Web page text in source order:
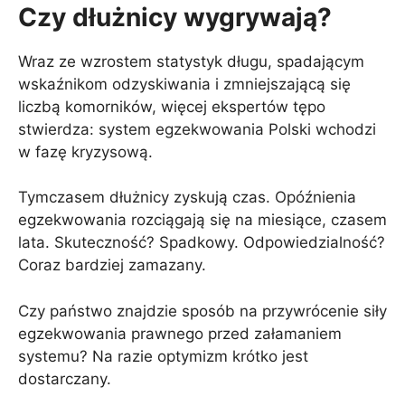
Czy dłużnicy wygrywają?
Wraz ze wzrostem statystyk długu, spadającym
wskaźnikom odzyskiwania i zmniejszającą się
liczbą komorników, więcej ekspertów tępo
stwierdza: system egzekwowania Polski wchodzi
w fazę kryzysową.
Tymczasem dłużnicy zyskują czas. Opóźnienia
egzekwowania rozciągają się na miesiące, czasem
lata. Skuteczność? Spadkowy. Odpowiedzialność?
Coraz bardziej zamazany.
Czy państwo znajdzie sposób na przywrócenie siły
egzekwowania prawnego przed załamaniem
systemu? Na razie optymizm krótko jest
dostarczany.